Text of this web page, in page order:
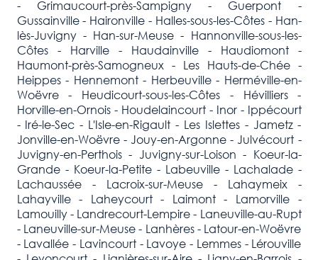
- Grimaucourt-près-Sampigny - Guerpont -
Gussainville - Haironville - Halles-sous-les-Côtes - Han-
lès-Juvigny - Han-sur-Meuse - Hannonville-sous-les-
Côtes - Harville - Haudainville - Haudiomont -
Haumont-près-Samogneux - Les Hauts-de-Chée -
Heippes - Hennemont - Herbeuville - Herméville-en-
Woëvre - Heudicourt-sous-les-Côtes - Hévilliers -
Horville-en-Ornois - Houdelaincourt - Inor - Ippécourt
- Iré-le-Sec - L'Isle-en-Rigault - Les Islettes - Jametz -
Jonville-en-Woëvre - Jouy-en-Argonne - Julvécourt -
Juvigny-en-Perthois - Juvigny-sur-Loison - Koeur-la-
Grande - Koeur-la-Petite - Labeuville - Lachalade -
Lachaussée - Lacroix-sur-Meuse - Lahaymeix -
Lahayville - Laheycourt - Laimont - Lamorville -
Lamouilly - Landrecourt-Lempire - Laneuville-au-Rupt
- Laneuville-sur-Meuse - Lanhères - Latour-en-Woëvre
- Lavallée - Lavincourt - Lavoye - Lemmes - Lérouville